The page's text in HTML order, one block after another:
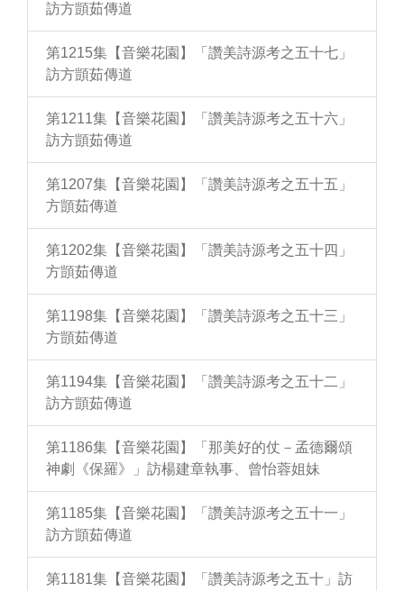
訪方顗茹傳道
第1215集【音樂花園】「讚美詩源考之五十七」
訪方顗茹傳道
第1211集【音樂花園】「讚美詩源考之五十六」
訪方顗茹傳道
第1207集【音樂花園】「讚美詩源考之五十五」
方顗茹傳道
第1202集【音樂花園】「讚美詩源考之五十四」
方顗茹傳道
第1198集【音樂花園】「讚美詩源考之五十三」
方顗茹傳道
第1194集【音樂花園】「讚美詩源考之五十二」
訪方顗茹傳道
第1186集【音樂花園】「那美好的仗－孟德爾頌
神劇《保羅》」訪楊建章執事、曾怡蓉姐妹
第1185集【音樂花園】「讚美詩源考之五十一」
訪方顗茹傳道
第1181集【音樂花園】「讚美詩源考之五十」訪